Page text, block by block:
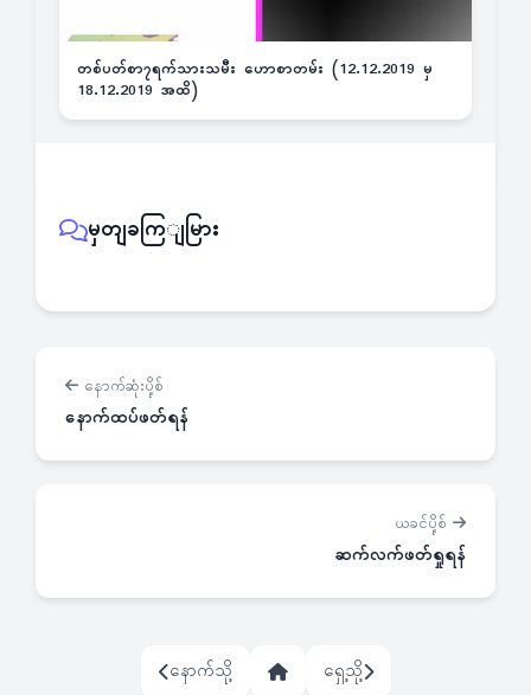
တစ်ပတ်စာ၇ရက်သားသမီး ဟောစာတမ်း (12.12.2019 မှ
18.12.2019 အထိ)
မှတျခကြျမြား
နောက်ဆုံးပို့စ်
နောက်ထပ်ဖတ်ရန်
ယခင်ပို့စ်
ဆက်လက်ဖတ်ရှုရန်
နောက်သို့ ရှေ့သို့